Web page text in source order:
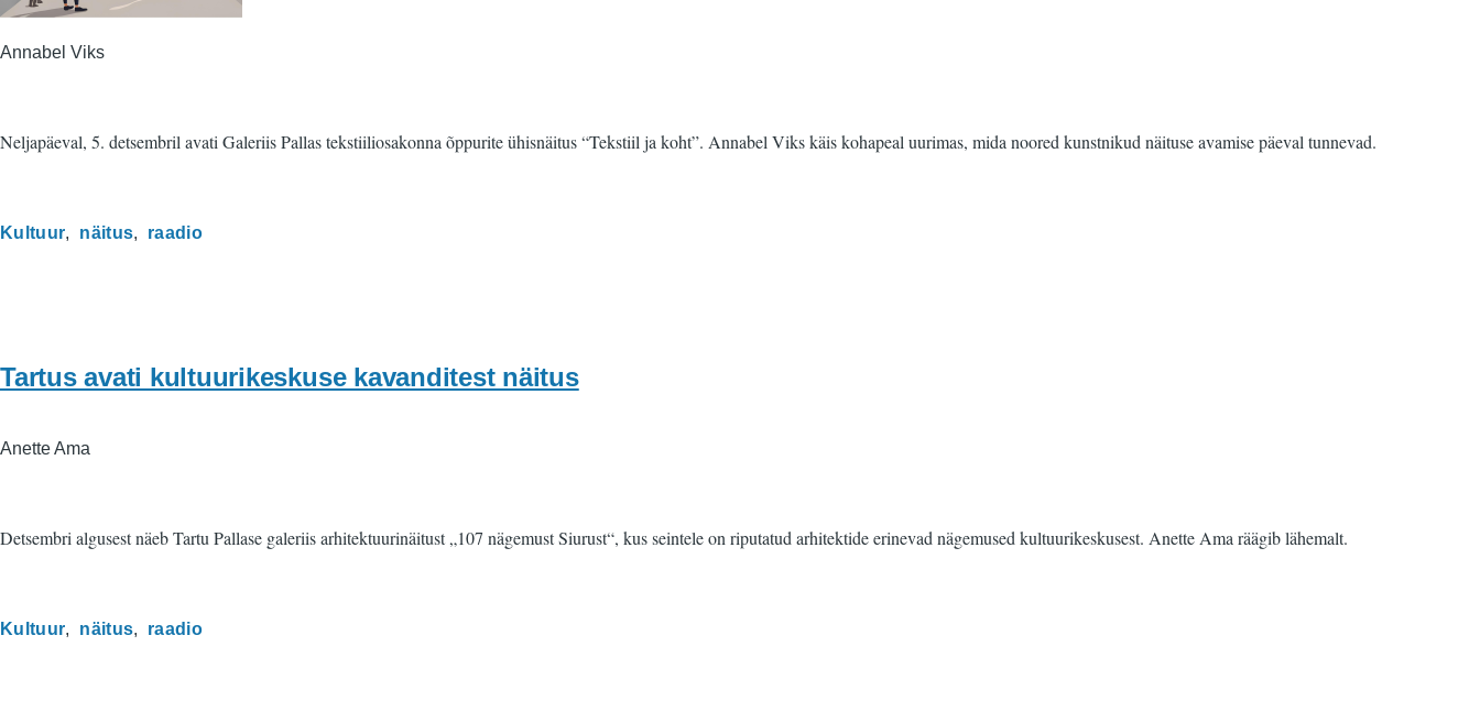
Annabel Viks
Neljapäeval, 5. detsembril avati Galeriis Pallas tekstiiliosakonna õppurite ühisnäitus “Tekstiil ja koht”. Annabel Viks käis kohapeal uurimas, mida noored kunstnikud näituse avamise päeval tunnevad.
Kultuur näitus raadio
Tartus avati kultuurikeskuse kavanditest näitus
Anette Ama
Detsembri algusest näeb Tartu Pallase galeriis arhitektuurinäitust „107 nägemust Siurust“, kus seintele on riputatud arhitektide erinevad nägemused kultuurikeskusest. Anette Ama räägib lähemalt.
Kultuur näitus raadio